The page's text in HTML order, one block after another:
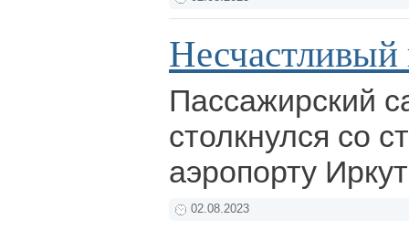
Несчастливый
Пассажирский
столкнулся со
аэропорту
02.08.2023